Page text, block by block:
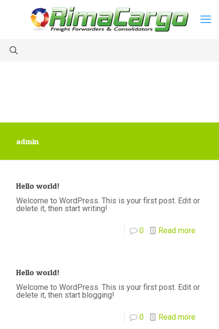
admin
Hello world!
Welcome to WordPress. This is your first post. Edit or
delete it, then start writing!
0 Read more
Hello world!
Welcome to WordPress. This is your first post. Edit or
delete it, then start blogging!
0 Read more